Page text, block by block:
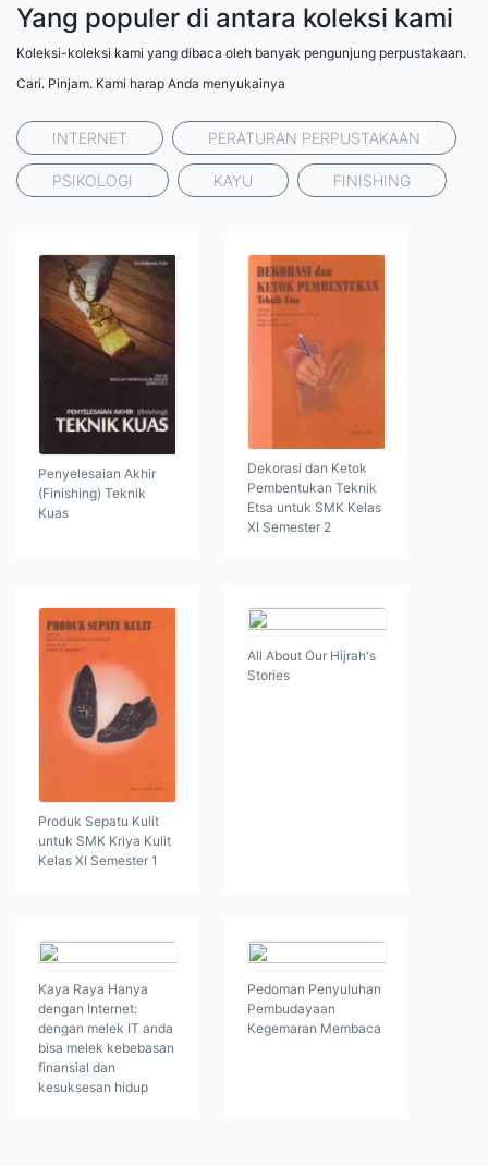
Yang populer di antara koleksi kami
Koleksi-koleksi kami yang dibaca oleh banyak pengunjung perpustakaan.
Cari. Pinjam. Kami harap Anda menyukainya
INTERNET PERATURAN PERPUSTAKAAN
PSIKOLOGI KAYU FINISHING
Penyelesaian Akhir
(Finishing) Teknik
Kuas
Dekorasi dan Ketok
Pembentukan Teknik
Etsa untuk SMK Kelas
XI Semester 2
Produk Sepatu Kulit
untuk SMK Kriya Kulit
Kelas XI Semester 1
All About Our Hijrah's
Stories
Kaya Raya Hanya
dengan Internet:
dengan melek IT anda
bisa melek kebebasan
finansial dan
kesuksesan hidup
Pedoman Penyuluhan
Pembudayaan
Kegemaran Membaca